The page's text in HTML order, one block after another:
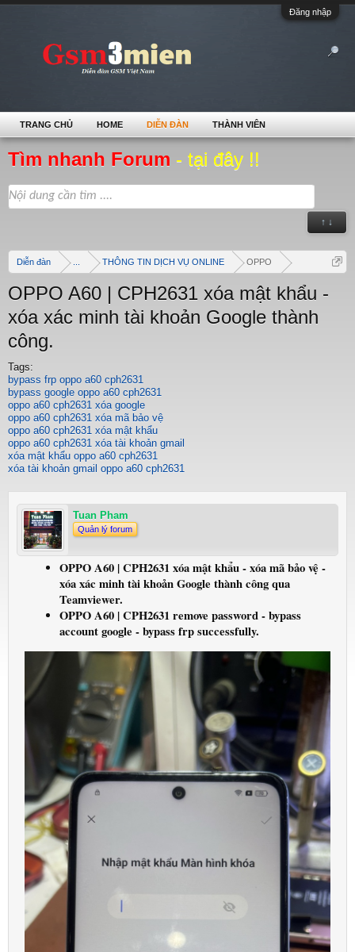
Đăng nhập
Tìm nhanh Forum - tại đây !!
↑ ↓
Diễn đàn THÔNG TIN DỊCH VỤ ONLINE OPPO
OPPO A60 | CPH2631 xóa mật khẩu -
xóa xác minh tài khoản Google thành
công.
Tags:
bypass frp oppo a60 cph2631
bypass google oppo a60 cph2631
oppo a60 cph2631 xóa google
oppo a60 cph2631 xóa mã bảo vệ
oppo a60 cph2631 xóa mật khẩu
oppo a60 cph2631 xóa tài khoản gmail
xóa mật khẩu oppo a60 cph2631
xóa tài khoản gmail oppo a60 cph2631
Tuan Pham
Quản lý forum
OPPO A60 | CPH2631 xóa mật khẩu - xóa mã bảo vệ -
xóa xác minh tài khoản Google thành công qua
Teamviewer.
OPPO A60 | CPH2631 remove password - bypass
account google - bypass frp successfully.
TRANG CHỦ HOME DIỄN ĐÀN THÀNH VIÊN